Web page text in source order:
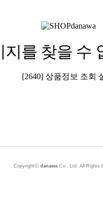
지를 찾을 수
[2640] 상품정보 조회
Copyrightⓒ danawaCo., Ltd. All Rights